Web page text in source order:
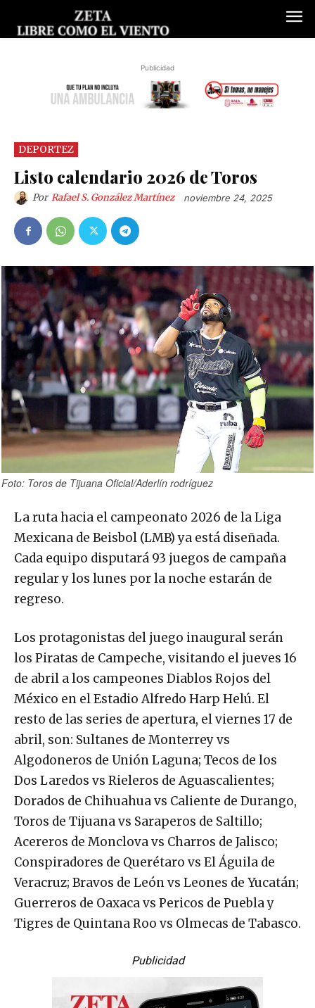
Publicidad
DEPORTEZ
Listo calendario 2026 de Toros
Por Rafael S. González Martínez noviembre 24, 2025
Foto: Toros de Tijuana Oficial/Aderlín rodríguez
La ruta hacia el campeonato 2026 de la Liga
Mexicana de Beisbol (LMB) ya está diseñada.
Cada equipo disputará 93 juegos de campaña
regular y los lunes por la noche estarán de
regreso.
Los protagonistas del juego inaugural serán
los Piratas de Campeche, visitando el jueves 16
de abril a los campeones Diablos Rojos del
México en el Estadio Alfredo Harp Helú. El
resto de las series de apertura, el viernes 17 de
abril, son: Sultanes de Monterrey vs
Algodoneros de Unión Laguna; Tecos de los
Dos Laredos vs Rieleros de Aguascalientes;
Dorados de Chihuahua vs Caliente de Durango,
Toros de Tijuana vs Saraperos de Saltillo;
Acereros de Monclova vs Charros de Jalisco;
Conspiradores de Querétaro vs El Águila de
Veracruz; Bravos de León vs Leones de Yucatán;
Guerreros de Oaxaca vs Pericos de Puebla y
Tigres de Quintana Roo vs Olmecas de Tabasco.
Publicidad